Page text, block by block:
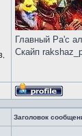
Главный Ра'с
Скайп
Заголовок